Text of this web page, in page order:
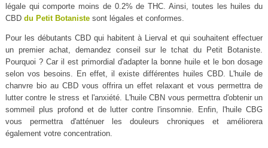
légale qui comporte moins de 0.2% de THC. Ainsi, toutes les huiles du
CBD du Petit Botanistesont légales et conformes.
Pour les débutants CBD qui habitent à Lierval et qui souhaitent effectuer
un premier achat, demandez conseil sur le tchat du Petit Botaniste.
Pourquoi ? Car il est primordial d'adapter la bonne huile et le bon dosage
selon vos besoins. En effet, il existe différentes huiles CBD. L'huile de
chanvre bio au CBD vous offrira un effet relaxant et vous permettra de
lutter contre le stress et l'anxiété. L'huile CBN vous permettra d'obtenir un
sommeil plus profond et de lutter contre l'insomnie. Enfin, l'huile CBG
vous permettra d'atténuer les douleurs chroniques et améliorera
également votre concentration.